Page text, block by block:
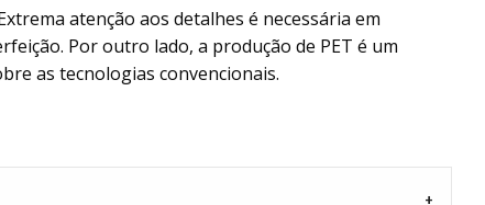
atenção aos detalhes é necessária em
Por outro lado, a produção de PET é um
as tecnologias convencionais.